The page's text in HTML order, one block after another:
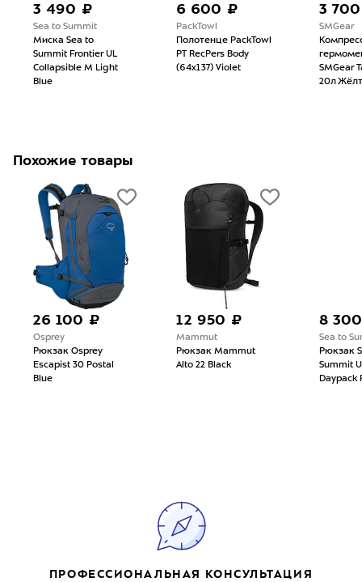
3 490 ₽
Sea to Summit
Миска Sea to
Summit Frontier UL
Collapsible M Light
Blue
6 600 ₽
PackTowl
Полотенце PackTowl
PT RecPers Body
(64x137) Violet
3
SMGear
SMGear
20л
Похожие товары
26 100 ₽
Osprey
Рюкзак Osprey
Escapist 30 Postal
Blue
12 950 ₽
Mammut
Рюкзак Mammut
Alto 22 Black
8
Sea to
Рюкзак
Summit
Daypack
ПРОФЕССИОНАЛЬНАЯ КОНСУЛЬТАЦИЯ